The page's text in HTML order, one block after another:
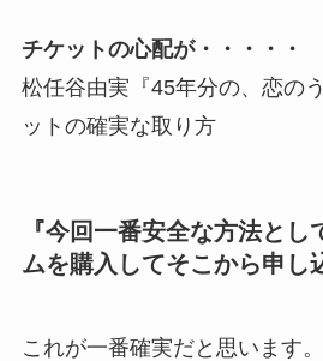
チケットの心配が・・・・・
松任谷由実『45年分の、恋の
ットの確実な取り方
『今回一番安全な方法と
ムを購入してそこから申し
これが一番確実だと思います。